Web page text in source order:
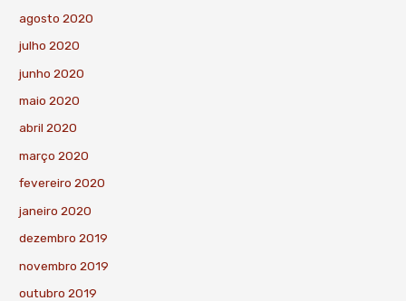
agosto 2020
julho 2020
junho 2020
maio 2020
abril 2020
março 2020
fevereiro 2020
janeiro 2020
dezembro 2019
novembro 2019
outubro 2019